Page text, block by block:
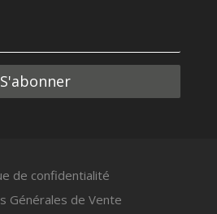
S'abonner
de confidentialité
Générales de Vente